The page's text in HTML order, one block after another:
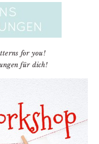
for you!
für dich!